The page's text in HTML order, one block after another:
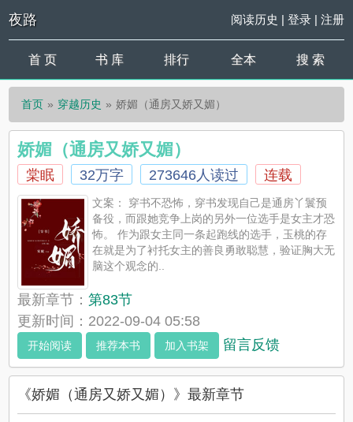
夜路 阅读历史 | 登录| 注册
首 页 书 库 排行 全本 搜 索
首页 穿越历史 娇媚（通房又娇又媚）
娇媚（通房又娇又媚）
棠眠 32万字 273646人读过 连载
文案： 穿书不恐怖，穿书发现自己是通房丫鬟预
备役，而跟她竞争上岗的另外一位选手是女主才恐
怖。 作为跟女主同一条起跑线的选手，玉桃的存
在就是为了衬托女主的善良勇敢聪慧，验证胸大无
脑这个观念的..
最新章节：第83节
更新时间：2022-09-04 05:58
开始阅读 推荐本书 加入书架 留言反馈
《娇媚（通房又娇又媚）》最新章节